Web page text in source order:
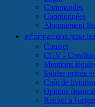
Commandes
Coordonnées
Abonnement
Informations pour
Contact
CGV -
Mentions
Sphère privée
Coût de
Options
Renvoi à